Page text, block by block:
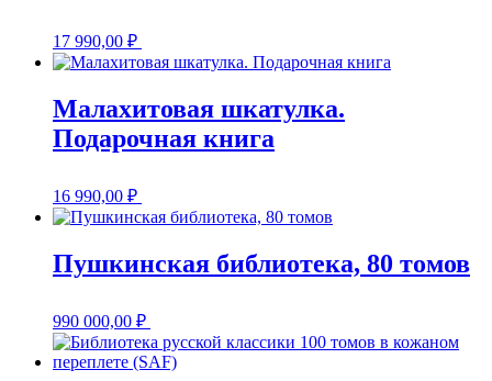
17 990,00 ₽
Малахитовая шкатулка.
Подарочная книга
16 990,00 ₽
Пушкинская библиотека, 80 томов
990 000,00 ₽